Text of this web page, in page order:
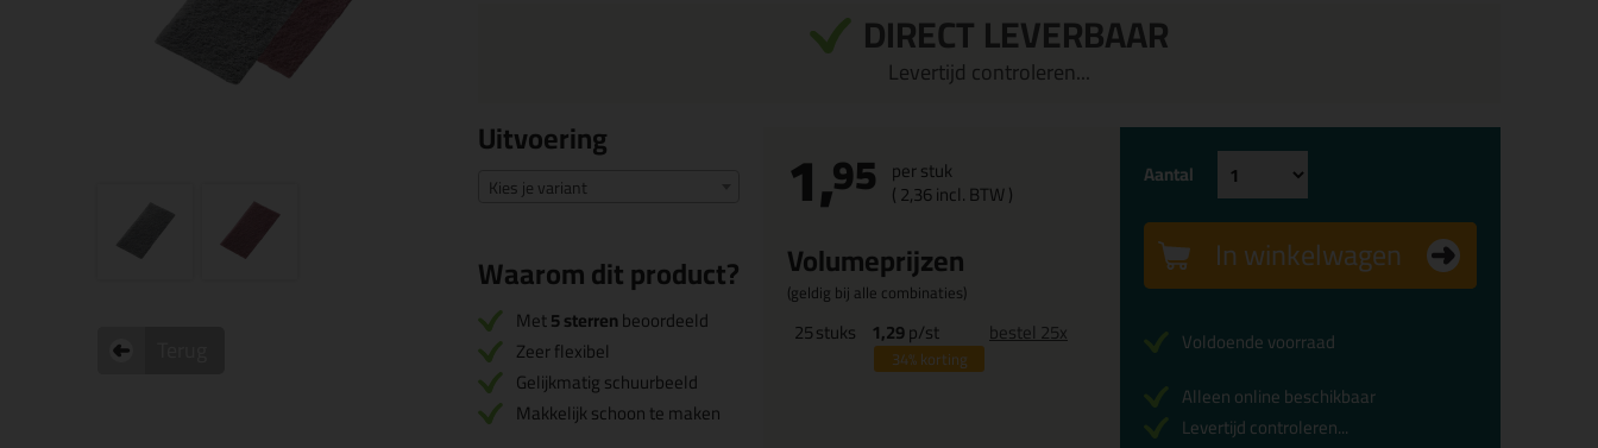
DIRECT LEVERBAAR
Levertijd controleren...
Uitvoering
Kies je variant
Waarom dit product?
Met5 sterrenbeoordeeld
Zeer flexibel
Gelijkmatig schuurbeeld
Makkelijk schoon te maken
1,95 per stuk
(2,36incl. BTW )
Volumeprijzen
(geldig bij alle combinaties)
25stuks 1,29p/st
34%korting
bestel 25x
Aantal
In winkelwagen
Voldoende voorraad
Alleen online beschikbaar
Levertijd controleren...